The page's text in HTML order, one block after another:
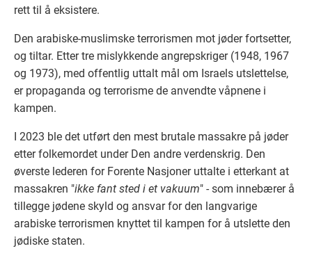
rett til å eksistere.
Den arabiske-muslimske terrorismen mot jøder fortsetter,
og tiltar. Etter tre mislykkende angrepskriger (1948, 1967
og 1973), med offentlig uttalt mål om Israels utslettelse,
er propaganda og terrorisme de anvendte våpnene i
kampen.
I 2023 ble det utført den mest brutale massakre på jøder
etter folkemordet under Den andre verdenskrig. Den
øverste lederen for Forente Nasjoner uttalte i etterkant at
massakren "ikke fant sted i et vakuum" - som innebærer å
tillegge jødene skyld og ansvar for den langvarige
arabiske terrorismen knyttet til kampen for å utslette den
jødiske staten.